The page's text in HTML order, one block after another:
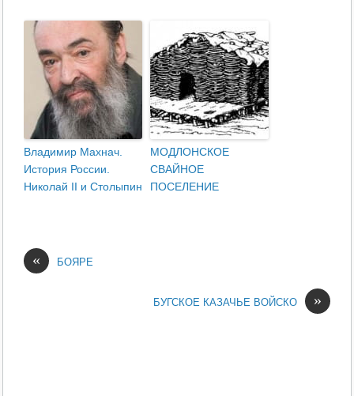
Владимир Махнач.
История России.
Николай II и Столыпин
МОДЛОНСКОЕ
СВАЙНОЕ
ПОСЕЛЕНИЕ
« БОЯРЕ
»
БУГСКОЕ КАЗАЧЬЕ ВОЙСКО